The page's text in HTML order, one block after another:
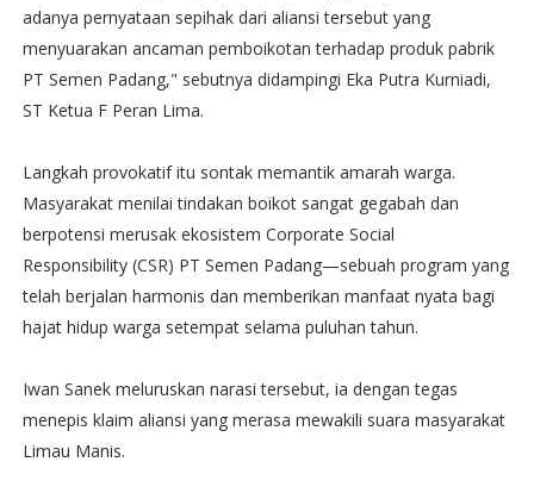
adanya pernyataan sepihak dari aliansi tersebut yang
menyuarakan ancaman pemboikotan terhadap produk pabrik
PT Semen Padang," sebutnya didampingi Eka Putra Kurniadi,
ST Ketua F Peran Lima.
Langkah provokatif itu sontak memantik amarah warga.
Masyarakat menilai tindakan boikot sangat gegabah dan
berpotensi merusak ekosistem Corporate Social
Responsibility (CSR) PT Semen Padang—sebuah program yang
telah berjalan harmonis dan memberikan manfaat nyata bagi
hajat hidup warga setempat selama puluhan tahun.
Iwan Sanek meluruskan narasi tersebut, ia dengan tegas
menepis klaim aliansi yang merasa mewakili suara masyarakat
Limau Manis.